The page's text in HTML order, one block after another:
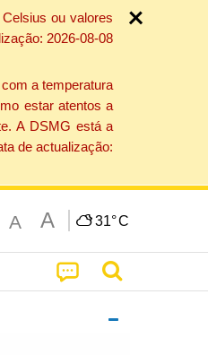
ou valores
2026-08-08
a temperatura
estar atentos a
A DSMG está a
de actualização:
A A 31°C